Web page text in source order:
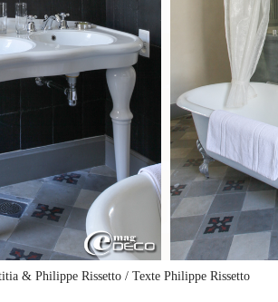
& Philippe Rissetto / Texte Philippe Rissetto